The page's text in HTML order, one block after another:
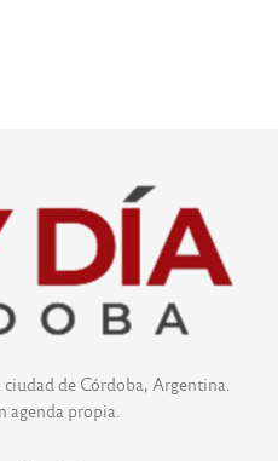
de Córdoba, Argentina.
agenda propia.